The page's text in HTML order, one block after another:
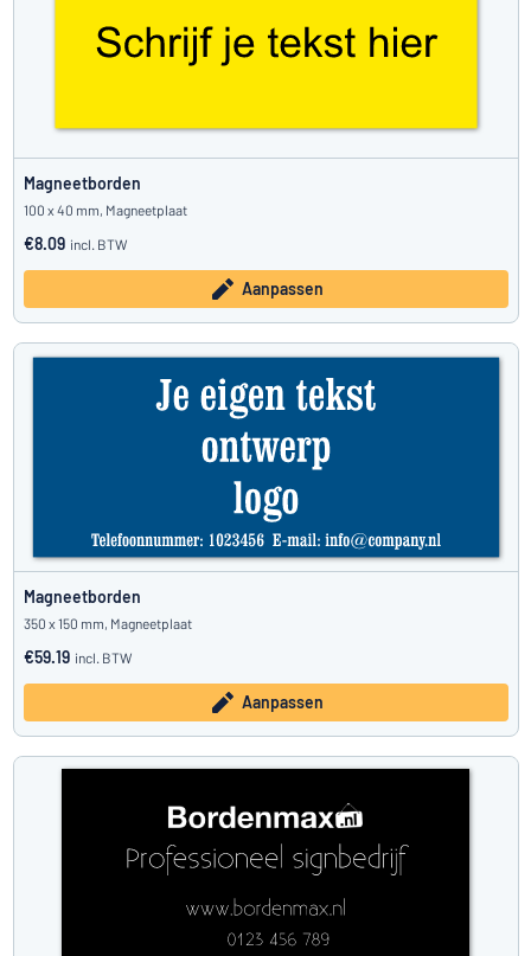
Magneetborden
100 x 40 mm, Magneetplaat
€8.09 incl. BTW
Aanpassen
Magneetborden
350 x 150 mm, Magneetplaat
€59.19 incl. BTW
Aanpassen